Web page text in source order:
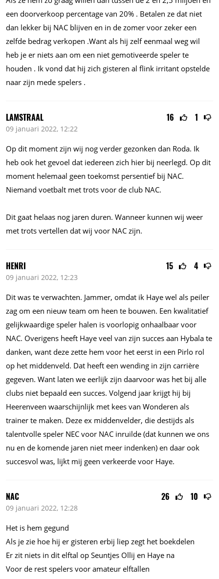
een doorverkoop percentage van 20% . Betalen ze dat niet
dan lekker bij NAC blijven en in de zomer voor zeker een
zelfde bedrag verkopen .Want als hij zelf eenmaal weg wil
heb je er niets aan om een niet gemotiveerde speler te
houden . Ik vond dat hij zich gisteren al flink irritant opstelde
naar zijn mede spelers .
16 1
LAMSTRAAL
09 januari 2022, 12:22
Op dit moment zijn wij nog verder gezonken dan Roda. Ik
heb ook het gevoel dat iedereen zich hier bij neerlegd. Op dit
moment helemaal geen toekomst persentief bij NAC.
Niemand voetbalt met trots voor de club NAC.
Dit gaat helaas nog jaren duren. Wanneer kunnen wij weer
met trots vertellen dat wij voor NAC zijn.
15 4
HENRI
09 januari 2022, 12:23
Dit was te verwachten. Jammer, omdat ik Haye wel als peiler
zag om een nieuw team om heen te bouwen. Een kwalitatief
gelijkwaardige speler halen is voorlopig onhaalbaar voor
NAC. Overigens heeft Haye veel van zijn succes aan Hybala te
danken, want deze zette hem voor het eerst in een Pirlo rol
op het middenveld. Dat heeft een wending in zijn carrière
gegeven. Want laten we eerlijk zijn daarvoor was het bij alle
clubs niet bepaald een succes. Volgend jaar krijgt hij bij
Heerenveen waarschijnlijk met kees van Wonderen als
trainer te maken. Deze ex middenvelder, die destijds als
talentvolle speler NEC voor NAC inruilde (dat kunnen we ons
nu en de komende jaren niet meer indenken) en daar ook
succesvol was, lijkt mij geen verkeerde voor Haye.
26 10
NAC
09 januari 2022, 12:28
Het is hem gegund
Als je zie hoe hij er gisteren erbij liep zegt het boekdelen
Er zit niets in dit elftal op Seuntjes Ollij en Haye na
Voor de rest spelers voor amateur elftallen